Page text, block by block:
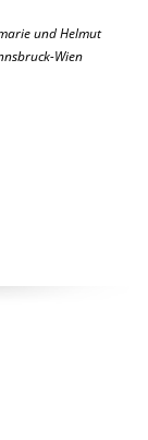
und Helmut
Wien